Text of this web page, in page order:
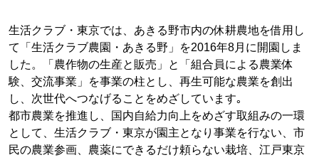
生活クラブ・東京では、あきる野市内の休耕農地を借用し
て「生活クラブ農園・あきる野」を2016年8月に開園しま
した。「農作物の生産と販売」と「組合員による農業体
験、交流事業」を事業の柱とし、再生可能な農業を創出
し、次世代へつなげることをめざしています｡
都市農業を推進し、国内自給力向上をめざす取組みの一環
として、生活クラブ・東京が園主となり事業を行ない、市
民の農業参画、農薬にできるだけ頼らない栽培、江戸東京